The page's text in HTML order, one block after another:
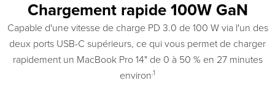
Chargement rapide 100W GaN
Capable d'une vitesse de charge PD 3.0 de 100 W via l'un des
deux ports USB-C supérieurs, ce qui vous permet de charger
rapidement un MacBook Pro 14" de 0 à 50 % en 27 minutes
environ.1